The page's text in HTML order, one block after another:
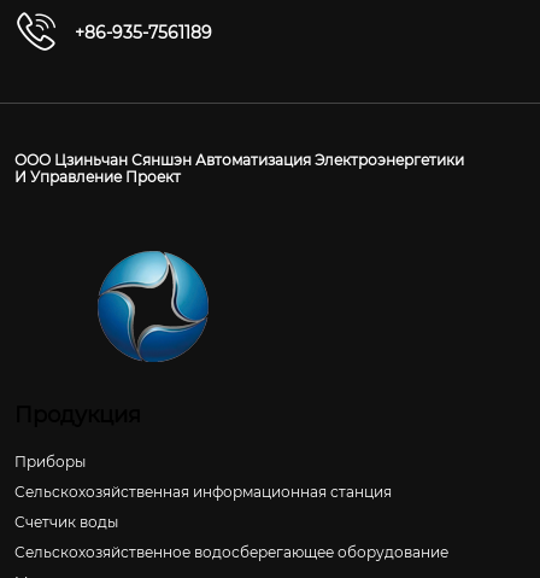
+86-935-7561189
ООО Цзиньчан Сяншэн Автоматизация Электроэнергетики
И Управление Проект
Приборы
Сельскохозяйственная информационная станция
Счетчик воды
Сельскохозяйственное водосберегающее оборудование